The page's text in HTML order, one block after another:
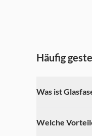
Häufig
Was ist
Welche